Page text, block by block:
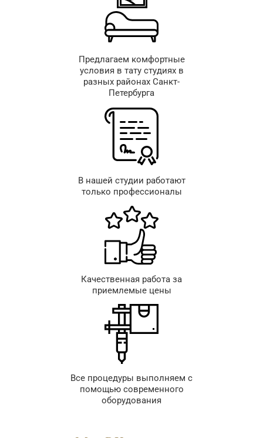
Предлагаем комфортные
условия в тату студиях в
разных районах Санкт-
Петербурга
В нашей студии работают
только профессионалы
Качественная работа за
приемлемые цены
Все процедуры выполняем с
помощью современного
оборудования